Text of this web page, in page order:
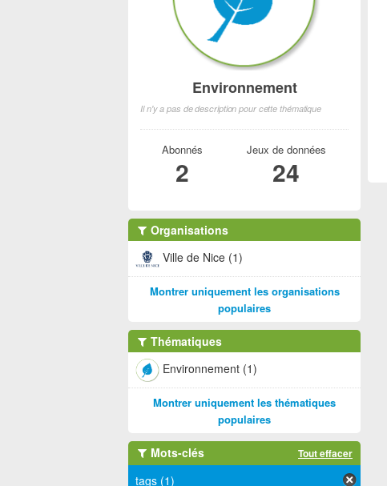
Environnement
Il n'y a pas de description pour cette thématique
Abonnés
2
Jeux de données
24
Organisations
Ville de Nice (1)
Montrer uniquement les organisations
populaires
Thématiques
Environnement (1)
Montrer uniquement les thématiques
populaires
Mots-clés Tout effacer
tags (1)